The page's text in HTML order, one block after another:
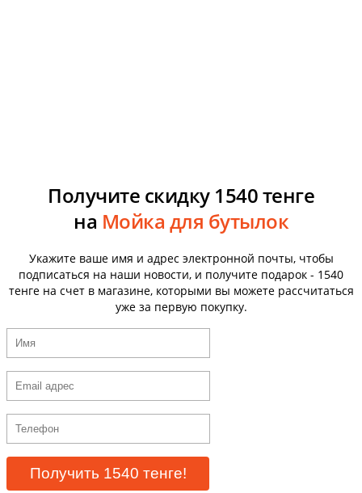
Получите скидку 1540 тенге
на Мойка для бутылок
Укажите ваше имя и адрес электронной почты, чтобы
подписаться на наши новости, и получите подарок - 1540
тенге на счет в магазине, которыми вы можете рассчитаться
уже за первую покупку.